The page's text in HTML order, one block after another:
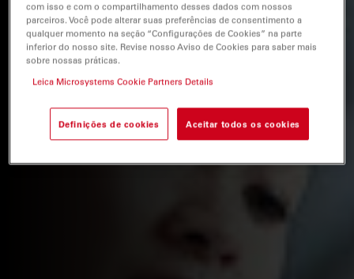
com isso e com o compartilhamento desses dados com nossos
parceiros. Você pode alterar suas preferências de consentimento a
qualquer momento na seção “Configurações de Cookies” na parte
inferior do nosso site. Revise nosso Aviso de Cookies para saber mais
sobre nossas práticas.
Leica Microsystems Cookie Partners Details
Definições de cookies Aceitar todos os cookies